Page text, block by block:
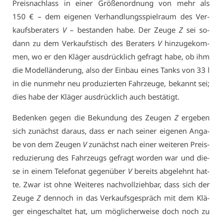
Preis­nach­lass in ei­ner Grö­ßen­ord­nung von mehr als
150 € – dem ei­ge­nen Ver­hand­lungs­spiel­raum des Ver­
kaufs­be­ra­ters V– be­stan­den ha­be. Der Zeu­geZsei so­
dann zu dem Ver­kaufs­tisch des Be­ra­ters Vhin­zu­ge­kom­
men, wo er den Klä­ger aus­drück­lich ge­fragt ha­be, ob ihm
die Mo­del­län­de­rung, al­so der Ein­bau ei­nes Tanks von 33 l
in die nun­mehr neu pro­du­zier­ten Fahr­zeu­ge, be­kannt sei;
dies ha­be der Klä­ger aus­drück­lich auch be­stä­tigt.
Be­den­ken ge­gen die Be­kun­dung des Zeu­gen Zer­ge­ben
sich zu­nächst dar­aus, dass er nach sei­ner ei­ge­nen An­ga­
be von dem Zeu­gen Vzu­nächst nach ei­ner wei­te­ren Preis­
re­du­zie­rung des Fahr­zeugs ge­fragt wor­den war und die­
se in ei­nem Te­le­fo­nat ge­gen­über Vbe­reits ab­ge­lehnt hat­
te. Zwar ist oh­ne Wei­te­res nach­voll­zieh­bar, dass sich der
Zeu­ge Zden­noch in das Ver­kaufs­ge­spräch mit dem Klä­
ger ein­ge­schal­tet hat, um mög­li­cher­wei­se doch noch zu